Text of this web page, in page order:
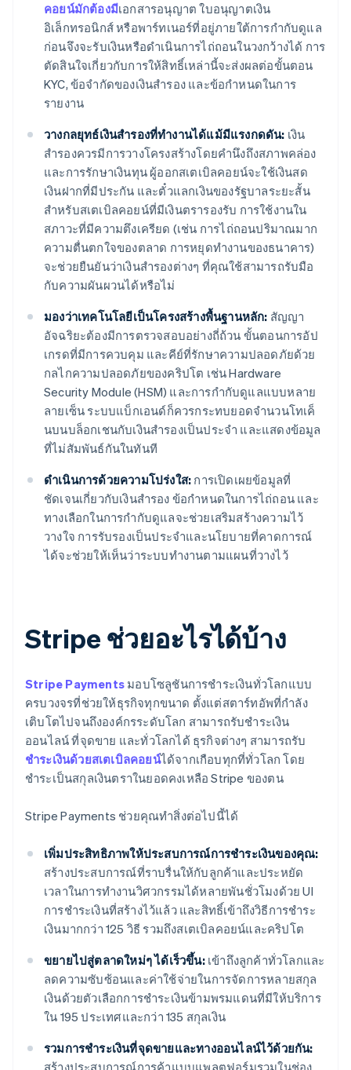
คอยน์มักต้องมีเอกสารอนุญาต ใบอนุญาตเงิน
อิเล็กทรอนิกส์ หรือพาร์ทเนอร์ที่อยู่ภายใต้การกำกับดูแล
ก่อนจึงจะรับเงินหรือดำเนินการไถ่ถอนในวงกว้างได้ การ
ตัดสินใจเกี่ยวกับการให้สิทธิ์เหล่านี้จะส่งผลต่อขั้นตอน
KYC, ข้อจำกัดของเงินสำรอง และข้อกำหนดในการ
รายงาน
วางกลยุทธ์เงินสำรองที่ทำงานได้แม้มีแรงกดดัน: เงิน
สำรองควรมีการวางโครงสร้างโดยคำนึงถึงสภาพคล่อง
และการรักษาเงินทุน ผู้ออกสเตเบิลคอยน์จะใช้เงินสด
เงินฝากที่มีประกัน และตั๋วแลกเงินของรัฐบาลระยะสั้น
สำหรับสเตเบิลคอยน์ที่มีเงินตรารองรับ การใช้งานใน
สภาวะที่มีความตึงเครียด (เช่น การไถ่ถอนปริมาณมาก
ความตื่นตกใจของตลาด การหยุดทำงานของธนาคาร)
จะช่วยยืนยันว่าเงินสำรองต่างๆ ที่คุณใช้สามารถรับมือ
กับความผันผวนได้หรือไม่
มองว่าเทคโนโลยีเป็นโครงสร้างพื้นฐานหลัก: สัญญา
อัจฉริยะต้องมีการตรวจสอบอย่างถี่ถ้วน ขั้นตอนการอัป
เกรดที่มีการควบคุม และคีย์ที่รักษาความปลอดภัยด้วย
กลไกความปลอดภัยของคริปโต เช่น Hardware
Security Module (HSM) และการกำกับดูแลแบบหลาย
ลายเซ็น ระบบแบ็กเอนด์ก็ควรกระทบยอดจำนวนโทเค็
นบนบล็อกเชนกับเงินสำรองเป็นประจำ และแสดงข้อมูล
ที่ไม่สัมพันธ์กันในทันที
ดำเนินการด้วยความโปร่งใส: การเปิดเผยข้อมูลที่
ชัดเจนเกี่ยวกับเงินสำรอง ข้อกำหนดในการไถ่ถอน และ
ทางเลือกในการกำกับดูแลจะช่วยเสริมสร้างความไว้
วางใจ การรับรองเป็นประจำและนโยบายที่คาดการณ์
ได้จะช่วยให้เห็นว่าระบบทำงานตามแผนที่วางไว้
Stripe ช่วยอะไรได้บ้าง
Stripe Payments มอบโซลูชันการชำระเงินทั่วโลกแบบ
ครบวงจรที่ช่วยให้ธุรกิจทุกขนาด ตั้งแต่สตาร์ทอัพที่กำลัง
เติบโตไปจนถึงองค์กรระดับโลก สามารถรับชำระเงิน
ออนไลน์ ที่จุดขาย และทั่วโลกได้ ธุรกิจต่างๆ สามารถรับ
ชำระเงินด้วยสเตเบิลคอยน์ได้จากเกือบทุกที่ทั่วโลก โดย
ชำระเป็นสกุลเงินตราในยอดคงเหลือ Stripe ของตน
Stripe Payments ช่วยคุณทำสิ่งต่อไปนี้ได้
เพิ่มประสิทธิภาพให้ประสบการณ์การชำระเงินของคุณ:
สร้างประสบการณ์ที่ราบรื่นให้กับลูกค้าและประหยัด
เวลาในการทำงานวิศวกรรมได้หลายพันชั่วโมงด้วย UI
การชำระเงินที่สร้างไว้แล้ว และสิทธิ์เข้าถึงวิธีการชำระ
เงินมากกว่า 125 วิธี รวมถึงสเตเบิลคอยน์และคริปโต
ขยายไปสู่ตลาดใหม่ๆ ได้เร็วขึ้น:เข้าถึงลูกค้าทั่วโลกและ
ลดความซับซ้อนและค่าใช้จ่ายในการจัดการหลายสกุล
เงินด้วยตัวเลือกการชำระเงินข้ามพรมแดนที่มีให้บริการ
ใน 195 ประเทศและกว่า 135 สกุลเงิน
รวมการชำระเงินที่จุดขายและทางออนไลน์ไว้ด้วยกัน: